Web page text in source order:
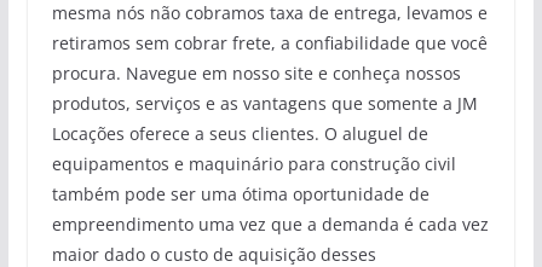
mesma nós não cobramos taxa de entrega, levamos e
retiramos sem cobrar frete, a confiabilidade que você
procura. Navegue em nosso site e conheça nossos
produtos, serviços e as vantagens que somente a JM
Locações oferece a seus clientes. O aluguel de
equipamentos e maquinário para construção civil
também pode ser uma ótima oportunidade de
empreendimento uma vez que a demanda é cada vez
maior dado o custo de aquisição desses